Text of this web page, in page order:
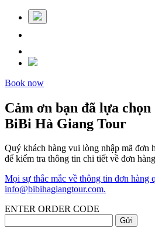
Book now
Cảm ơn bạn đã lựa chọn
BiBi Hà Giang Tour
Quý khách hàng vui lòng nhập mã đơn
để kiểm tra thông tin chi tiết về đơn
Mọi sự thắc mắc về thông tin đơn hàng
info@bibihagiangtour.com.
ENTER ORDER CODE
Gửi